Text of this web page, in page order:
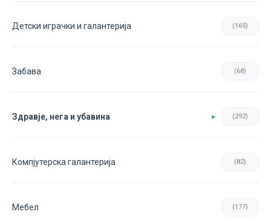
Детски играчки и галантерија (165)
Забава (68)
Здравје, нега и убавина (292)
Компјутерска галантерија (82)
Мебел (177)